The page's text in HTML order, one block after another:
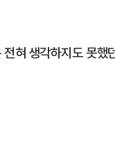
혀 생각하지도 못했